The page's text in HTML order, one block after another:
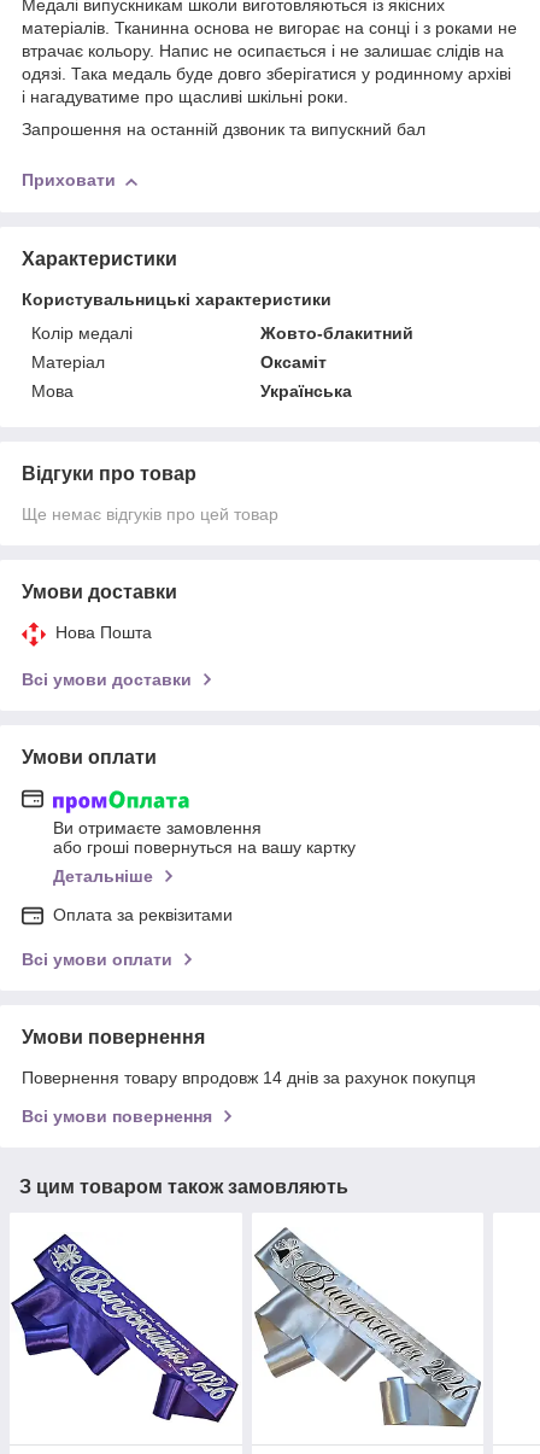
Медалі випускникам школи виготовляються із якісних
матеріалів. Тканинна основа не вигорає на сонці і з роками не
втрачає кольору. Напис не осипається і не залишає слідів на
одязі. Така медаль буде довго зберігатися у родинному архіві
і нагадуватиме про щасливі шкільні роки.
Запрошення на останній дзвоник та випускний бал
Приховати
Характеристики
Користувальницькі характеристики
Колір медалі
Жовто-блакитний
Матерiал
Оксаміт
Мова
Українська
Відгуки про товар
Ще немає відгуків про цей товар
Умови доставки
Нова Пошта
Всі умови доставки
Умови оплати
Ви отримаєте замовлення
або гроші повернуться на вашу картку
Детальніше
Оплата за реквізитами
Всі умови оплати
Умови повернення
Повернення товару впродовж 14 днів за рахунок покупця
Всі умови повернення
З цим товаром також замовляють